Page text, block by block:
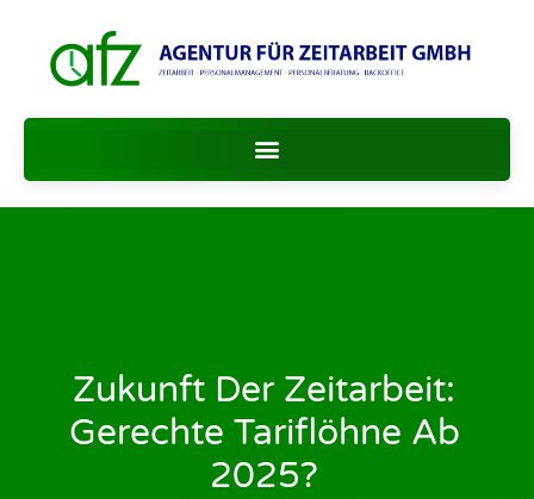
Zukunft Der Zeitarbeit:
Gerechte Tariflöhne Ab
2025?